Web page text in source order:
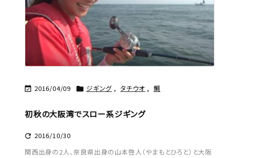
 2016/04/09  ジギング , タチウオ , 鯛
初秋の大阪湾でスロー系ジギング
 2016/10/30
関西出身の2人、奈良県出身の山本啓人（やまもとひろと）と大阪